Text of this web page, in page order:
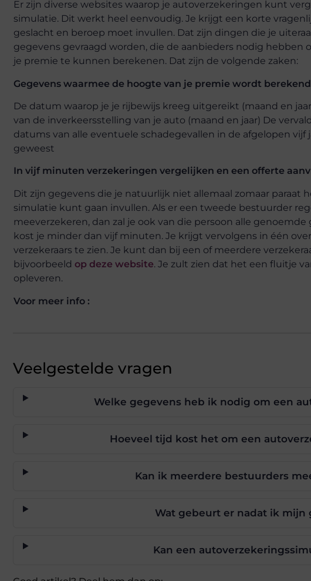
Er zijn diverse websites waarop je autoverzekeringen kunt
simulatie. Dit werkt heel eenvoudig. Je krijgt een korte
geslacht en beroep moet invullen. Dat zijn dingen die je
gegevens gevraagd worden, die de aanbieders nodig hebben
je premie te kunnen berekenen. Dat zijn de volgende zaken:
Gegevens waarmee de hoogte van je premie wordt berekend
De datum waarop je je rijbewijs kreeg uitgereikt (maand en
van de inverkeersstelling van je auto (maand en jaar) De
datums van alle eventuele schadegevallen in de afgelopen vijf
geweest
In vijf minuten verzekeringen vergelijken en een offerte
Dit zijn gegevens die je natuurlijk niet allemaal zomaar paraat
simulatie kunt gaan invullen. Als er een tweede bestuurder
meeverzekeren, dan zal je ook van die persoon alle
kost je minder dan vijf minuten. Je krijgt vervolgens in één
verzekeraars te zien. Je kunt dan bij een of meerdere
bijvoorbeeld op deze website. Je zult zien dat het een fluitje
opleveren.
Voor meer info :
Veelgestelde vragen
Welke gegevens heb ik nodig om een
Hoeveel tijd kost het om een
Kan ik meerdere bestuurders
Wat gebeurt er nadat ik mijn
Kan een